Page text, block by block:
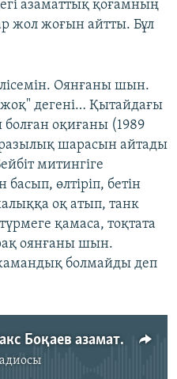
азаматтық қоғамның
жол жоғын айтты. Бұл
Оянғаны шын.
жоқ" дегені… Қытайдағы
оқиғаны (1989
шарасын айтады
митингіге
өлтіріп, бетін
оқ атып, танк
қамаса, тоқтата
оянғаны шын.
болмайды деп
Қамаудағы белсенді Макс Боқаев азаматтық қоғам туралы
available